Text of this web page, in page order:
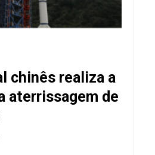
chinês realiza a
aterrissagem de